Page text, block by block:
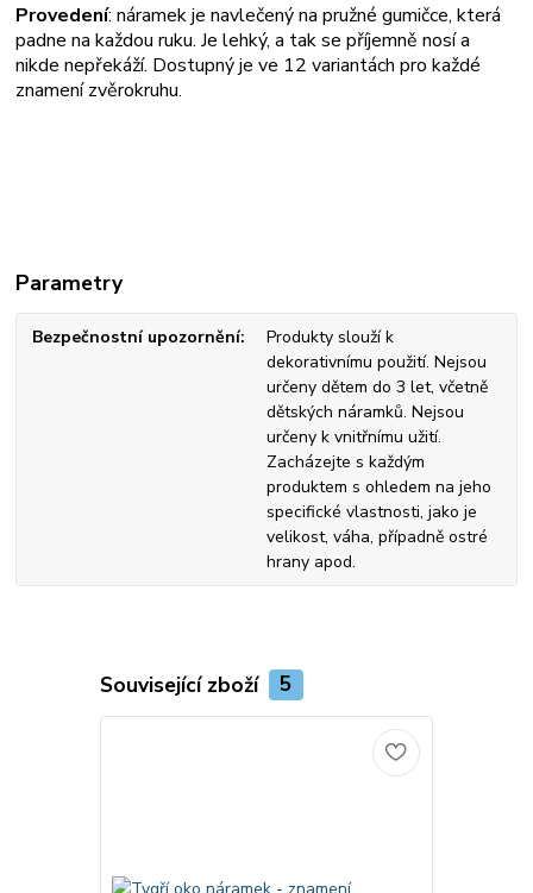
Provedení: náramek je navlečený na pružné gumičce, která
padne na každou ruku. Je lehký, a tak se příjemně nosí a
nikde nepřekáží. Dostupný je ve 12 variantách pro každé
znamení zvěrokruhu.
Parametry
Bezpečnostní upozornění
Produkty slouží k
dekorativnímu použití. Nejsou
určeny dětem do 3 let, včetně
dětských náramků. Nejsou
určeny k vnitřnímu užití.
Zacházejte s každým
produktem s ohledem na jeho
specifické vlastnosti, jako je
velikost, váha, případně ostré
hrany apod.
Související zboží 5